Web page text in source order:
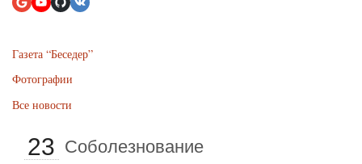
Газета “Беседер”
Фотографии
Все новости
23 Соболезнование